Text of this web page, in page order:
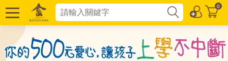
0